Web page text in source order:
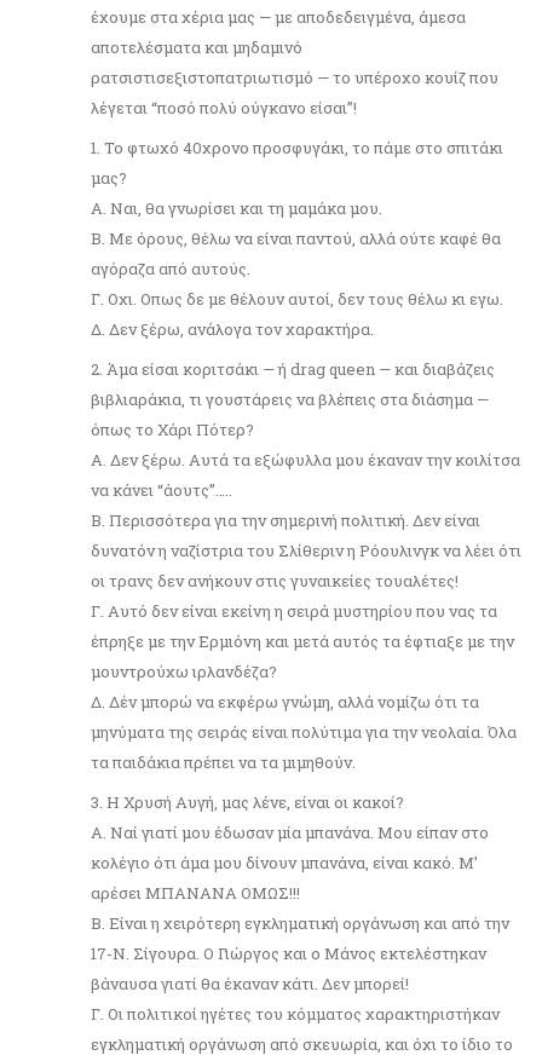
έχουμε στα χέρια μας — με αποδεδειγμένα, άμεσα
αποτελέσματα και μηδαμινό
ρατσιστισεξιστοπατριωτισμό — το υπέροχο κουίζ που
λέγεται “ποσό πολύ ούγκανο είσαι”!
1. Το φτωχό 40χρονο προσφυγάκι, το πάμε στο σπιτάκι
μας?
Α. Ναι, θα γνωρίσει και τη μαμάκα μου.
Β. Με όρους, θέλω να είναι παντού, αλλά ούτε καφέ θα
αγόραζα από αυτούς.
Γ. Οχι. Οπως δε με θέλουν αυτοί, δεν τους θέλω κι εγω.
Δ. Δεν ξέρω, ανάλογα τον χαρακτήρα.
2. Άμα είσαι κοριτσάκι — ή drag queen — και διαβάζεις
βιβλιαράκια, τι γουστάρεις να βλέπεις στα διάσημα —
όπως το Χάρι Πότερ?
Α. Δεν ξέρω. Αυτά τα εξώφυλλα μου έκαναν την κοιλίτσα
να κάνει “άουτς”…..
Β. Περισσότερα για την σημερινή πολιτική. Δεν είναι
δυνατόν η ναζίστρια του Σλίθεριν η Ρόουλινγκ να λέει ότι
οι τρανς δεν ανήκουν στις γυναικείες τουαλέτες!
Γ. Αυτό δεν είναι εκείνη η σειρά μυστηρίου που νας τα
έπρηξε με την Ερμιόνη και μετά αυτός τα έφτιαξε με την
μουντρούχω ιρλανδέζα?
Δ. Δέν μπορώ να εκφέρω γνώμη, αλλά νομίζω ότι τα
μηνύματα της σειράς είναι πολύτιμα για την νεολαία. Όλα
τα παιδάκια πρέπει να τα μιμηθούν.
3. Η Χρυσή Αυγή, μας λένε, είναι οι κακοί?
Α. Ναί γιατί μου έδωσαν μία μπανάνα. Μου είπαν στο
κολέγιο ότι άμα μου δίνουν μπανάνα, είναι κακό. Μ’
αρέσει ΜΠΑΝΑΝΑ ΟΜΩΣ!!!
Β. Είναι η χειρότερη εγκληματική οργάνωση και από την
17-Ν. Σίγουρα. Ο Γιώργος και ο Μάνος εκτελέστηκαν
βάναυσα γιατί θα έκαναν κάτι. Δεν μπορεί!
Γ. Οι πολιτικοί ηγέτες του κόμματος χαρακτηριστήκαν
εγκληματική οργάνωση από σκευωρία, και όχι το ίδιο το